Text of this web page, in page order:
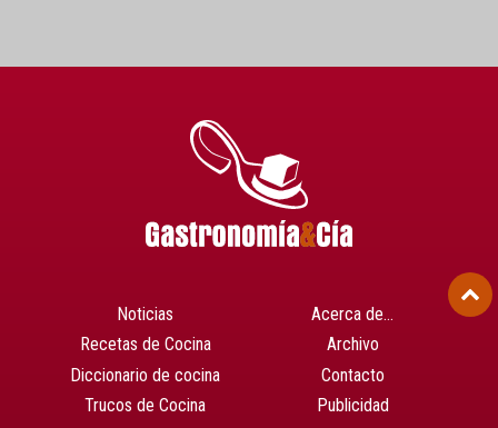
Noticias
Recetas de Cocina
Diccionario de cocina
Trucos de Cocina
Acerca de…
Archivo
Contacto
Publicidad